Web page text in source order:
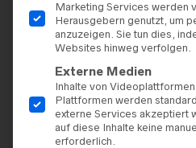
Marketing Services werden
Herausgebern genutzt, um
anzuzeigen. Sie tun dies,
Websites hinweg verfolgen.
Externe Medien
Inhalte von
Plattformen werden
externe Services akzeptiert
auf diese Inhalte keine
erforderlich.